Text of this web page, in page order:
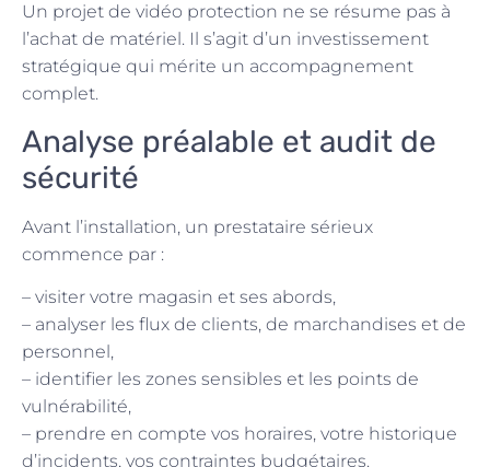
Un projet de vidéo protection ne se résume pas à
l’achat de matériel. Il s’agit d’un investissement
stratégique qui mérite un accompagnement
complet.
Analyse préalable et audit de
sécurité
Avant l’installation, un prestataire sérieux
commence par :
– visiter votre magasin et ses abords,
– analyser les flux de clients, de marchandises et de
personnel,
– identifier les zones sensibles et les points de
vulnérabilité,
– prendre en compte vos horaires, votre historique
d’incidents, vos contraintes budgétaires.